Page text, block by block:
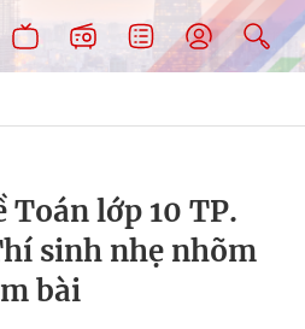
lớp 10 TP.
sinh nhẹ nhõm
bài